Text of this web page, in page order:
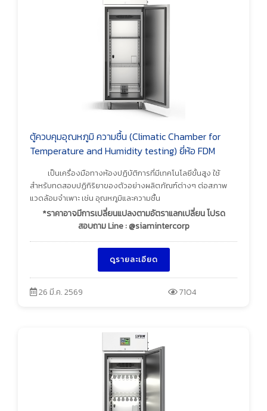
ตู้ควบคุมอุณหภูมิ ความชื้น (Climatic Chamber for
Temperature and Humidity testing) ยี่ห้อ FDM
เป็นเครื่องมือทางห้องปฏิบัติการที่มีเทคโนโลยีขั้นสูง ใช้
สำหรับทดสอบปฏิกิริยาของตัวอย่างผลิตภัณฑ์ต่างๆ ต่อสภาพ
แวดล้อมจำเพาะ เช่น อุณหภูมิและความชื้น
*ราคาอาจมีการเปลี่ยนแปลงตามอัตราแลกเปลี่ยน โปรด
สอบถาม Line : @siamintercorp
ดูรายละเอียด
26 มี.ค. 2569 7104